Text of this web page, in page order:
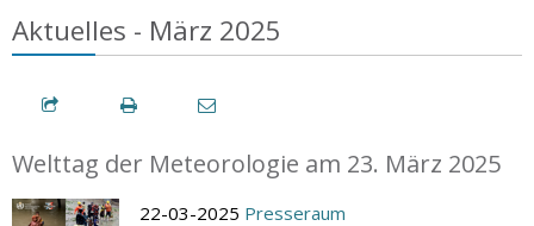
Aktuelles - März 2025
Welttag der Meteorologie am 23. März 2025
22-03-2025 Presseraum